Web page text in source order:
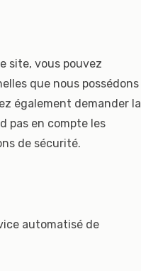
site, vous pouvez
que nous possédons
également demander la
pas en compte les
de sécurité.
automatisé de